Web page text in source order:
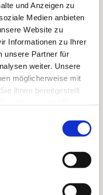
und Anzeigen zu
Medien anbieten
Website zu
Informationen zu Ihrer
unsere Partner für
weiter. Unsere
möglicherweise mit
ihnen bereitgestellt
von Bachs
– der Fokus
auf
konsequent und
Standardwerk,
Bach. Gerade
Buch, das zeigt,
konstruiert ist – und